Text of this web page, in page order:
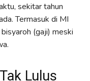
sekitar tahun
Termasuk di MI
(gaji) meski
Lulus